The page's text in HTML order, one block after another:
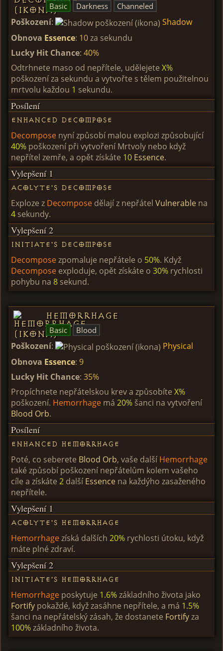
Basic Darkness Channeled
Poškození:
Shadow
Obnova Essence: 10za sekundu
Lucky Hit Chance: 40%
Odtrhnete maso od nepřítele, udělejete X%
poškození za sekundu a vytvořte s tělem použitelnou
mrtvolu každou 1 sekundu.
Posílení
Enhanced Decompose
Decompose nyní způsobí malou explozi způsobující
40% poškození při vytvoření Mrtvoly nebo když
nepřítel zemře, a opět získáte 10 Essence.
Vylepšení 1
Acolyte's Decompose
Exploze z Decompose dělají z nepřátel Vulnerable na
4 sekundy.
Vylepšení 2
Initiate's Decompose
Decomposezpomaluje nepřátele o 50%. Když
Decompose exploduje, opět získáte o 30% rychlosti
pohybu na 8 sekund.
Hemorrhage
Basic Blood
Poškození:
Physical
Obnova Essence: 9
Lucky Hit Chance: 35%
Propíchnete nepřátelskou krev a způsobíte X%
poškození. Hemorrhage má 20% šanci na vytvoření
Blood Orb.
Posílení
Enhanced Hemorrhage
Poté, co seberete Blood Orb, vaše dalšíHemorrhage
také způsobí poškození nepřátelům kolem vašeho
cíle a získáte 2 dalšíEssence na každýho zasaženého
nepřítele.
Vylepšení 1
Acolyte's Hemorrhage
Hemorrhagezíská dalších 20% rychlosti útoku, když
máte plné zdraví.
Vylepšení 2
Initiate's Hemorrhage
Hemorrhage poskytuje 1.6%základního života jako
Fortify pokaždé, když zasáhne nepřítele, a má 1.5%
šanci na nepřátelský zásah, že dostanete Fortifyza
100%základního života.